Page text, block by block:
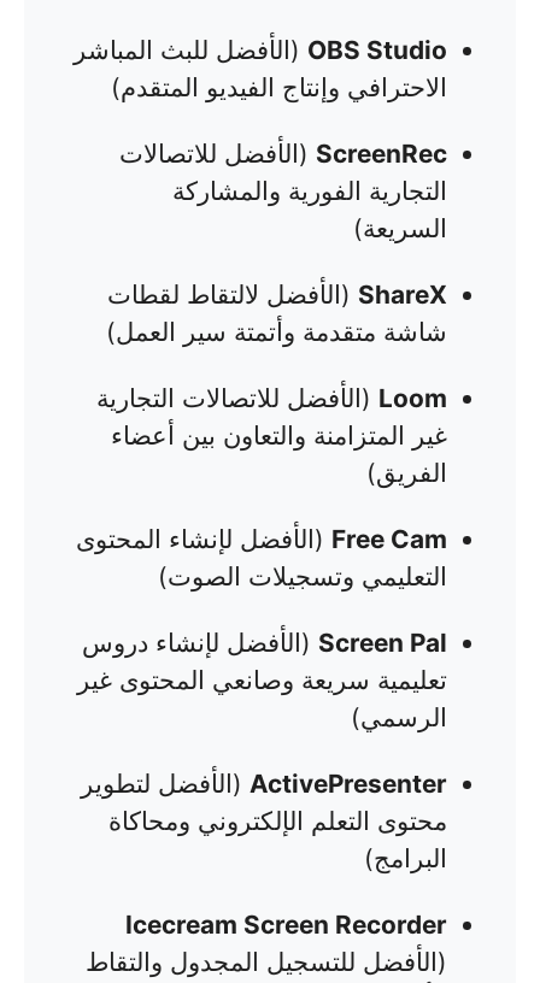
OBS Studio (الأفضل للبث المباشر
الاحترافي وإنتاج الفيديو المتقدم)
ScreenRec (الأفضل للاتصالات
التجارية الفورية والمشاركة
السريعة)
ShareX (الأفضل لالتقاط لقطات
شاشة متقدمة وأتمتة سير العمل)
Loom (الأفضل للاتصالات التجارية
غير المتزامنة والتعاون بين أعضاء
الفريق)
Free Cam (الأفضل لإنشاء المحتوى
التعليمي وتسجيلات الصوت)
Screen Pal (الأفضل لإنشاء دروس
تعليمية سريعة وصانعي المحتوى غير
الرسمي)
ActivePresenter (الأفضل لتطوير
محتوى التعلم الإلكتروني ومحاكاة
البرامج)
Icecream Screen Recorder
(الأفضل للتسجيل المجدول والتقاط